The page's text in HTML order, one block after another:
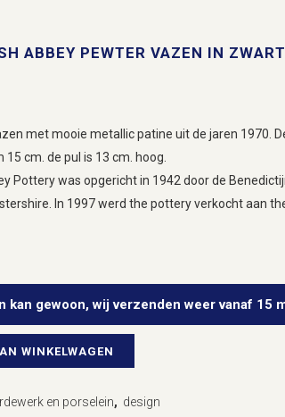
ABBEY PEWTER VAZEN IN
met mooie metallic patine uit de jaren 1970.
cm. de pul is 13 cm. hoog.
Pottery was opgericht in 1942 door de
In 1997 werd the pottery verkocht aan
kan gewoon, wij verzenden weer vanaf 15
WINKELWAGEN
en porselein, design